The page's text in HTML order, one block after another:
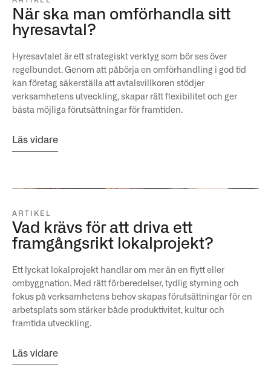
När ska man omförhandla sitt
hyresavtal?
Hyresavtalet är ett strategiskt verktyg som bör ses över
regelbundet. Genom att påbörja en omförhandling i god tid
kan företag säkerställa att avtalsvillkoren stödjer
verksamhetens utveckling, skapar rätt flexibilitet och ger
bästa möjliga förutsättningar för framtiden.
Läs vidare
ARTIKEL
Vad krävs för att driva ett
framgångsrikt lokalprojekt?
Ett lyckat lokalprojekt handlar om mer än en flytt eller
ombyggnation. Med rätt förberedelser, tydlig styrning och
fokus på verksamhetens behov skapas förutsättningar för en
arbetsplats som stärker både produktivitet, kultur och
framtida utveckling.
Läs vidare